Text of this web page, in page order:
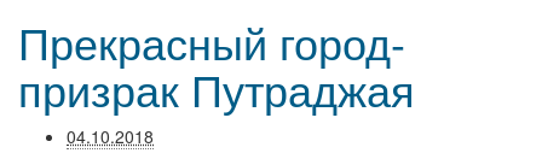
Прекрасный город-
призрак Путраджая
04.10.2018